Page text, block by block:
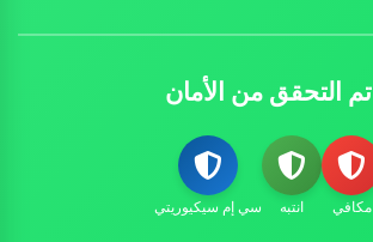
تم التحقق من الأمان
سي إم سيكيوريتي انتبه مكافي